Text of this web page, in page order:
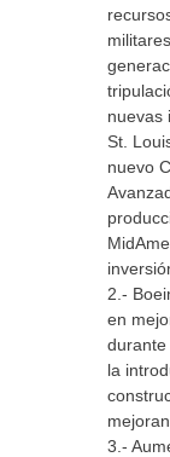
nuevas
St.
nuevo
2.-
en
durante
la
3.-